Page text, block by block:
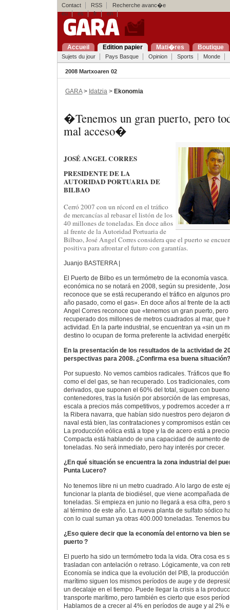
Contact RSS
Recherche avanc�e
eu
es fr en
Accueil Edition papier Mati�res Boutique
Sujets du jour Pays Basque Opinion Sports Monde
2008 Martxoaren 02
GARA> Idatzia > Ekonomia
�Tenemos un gran puerto, pero
mal acceso�
JOSÉ ANGEL CORRES
PRESIDENTE DE LA
AUTORIDAD PORTUARIA DE
BILBAO
Cerró 2007 con un récord en el tráfico
de mercancías al rebasar el listón de los
40 millones de toneladas. En doce años
al frente de la Autoridad Portuaria de
Bilbao, José Angel Corres considera que el puerto se
positiva para afrontar el futuro con garantías.
Juanjo BASTERRA |
El Puerto de Bilbo es un termómetro de la economía
económica no se notará en 2008, según su presidente,
reconoce que se está recuperando el tráfico en algunos
año pasado, como el gas». En doce años al frente de la
Angel Corres reconoce que «tenemos un gran puerto,
recuperado dos millones de metros cuadrados al mar, que
actividad. En la parte industrial, se encuentran ya «sin un
destino lo ocupan de forma preferente la actividad
En la presentación de los resultados de la actividad de
perspectivas para 2008. ¿Confirma esa buena situación?
Por supuesto. No vemos cambios radicales. Tráficos que
como el del gas, se han recuperado. Los tradicionales,
derivados, que suponen el 60% del total, siguen con
contenedores, tras la fusión por absorción de las
escala a precios más competitivos, y podremos acceder a
la Ribera navarra, que habían sido nuestros pero dejaron
naval está bien, las contrataciones y compromisos están
La producción eólica está a tope y la de acero está a
Compacta está hablando de una capacidad de aumento
toneladas. No será inmediato, pero hay interés por crecer.
¿En qué situación se encuentra la zona industrial del
Punta Lucero?
No tenemos libre ni un metro cuadrado. A lo largo de este
funcionar la planta de biodiésel, que viene acompañada
toneladas. Si empieza en junio no llegará a esa cifra, pero
al término de este año. La nueva planta de sulfato sódico
con lo cual suman ya otras 400.000 toneladas. Tenemos
¿Eso quiere decir que la economía del entorno va bien
puerto ?
El puerto ha sido un termómetro toda la vida. Otra cosa es
trasladan con antelación o retraso. Lógicamente, va con
Economía se indica que la evolución del PIB, la
marítimo siguen los mismos períodos de auge y de
un decalaje en el tiempo. Puede llegar la crisis a la
transporte marítimo, pero también es cierto que esos
Hablamos de a crecer al 4% en períodos de auge y al 2%